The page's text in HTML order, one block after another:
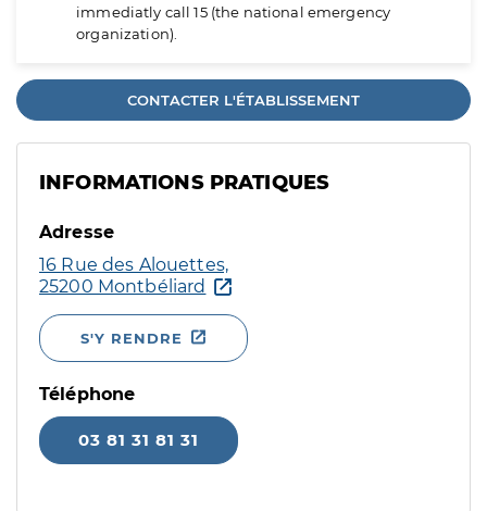
immediatly call 15 (the national emergency
organization).
CONTACTER L'ÉTABLISSEMENT
INFORMATIONS PRATIQUES
Adresse
16 Rue des Alouettes,
25200 Montbéliard
S'Y RENDRE
Téléphone
03 81 31 81 31